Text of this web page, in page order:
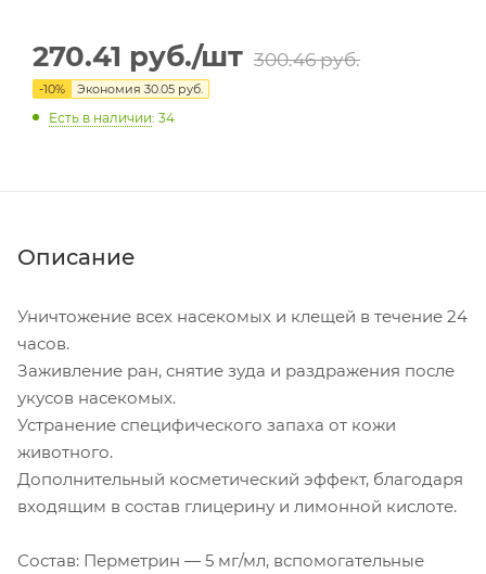
270.41 руб./шт 300.46руб.
-10% Экономия 30.05 руб.
Есть в наличии: 34
Описание
Уничтожение всех насекомых и клещей в течение 24
часов.
Заживление ран, снятие зуда и раздражения после
укусов насекомых.
Устранение специфического запаха от кожи
животного.
Дополнительный косметический эффект, благодаря
входящим в состав глицерину и лимонной кислоте.
Состав: Перметрин — 5 мг/мл, вспомогательные